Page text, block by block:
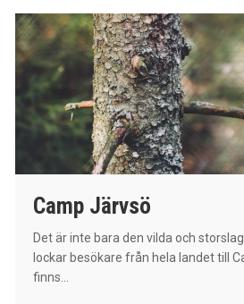
Camp Järvsö
Det är inte bara den vilda och
lockar besökare från hela landet till
finns...